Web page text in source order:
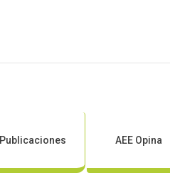
Publicaciones AEE Opina